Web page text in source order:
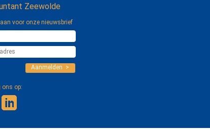
Zeewolde
voor onze nieuwsbrief
Aanmelden >
ons op: